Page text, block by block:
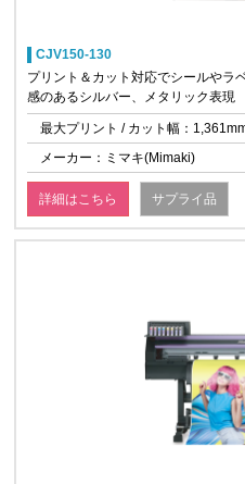
CJV150-130
プリント＆カット対応でシールやラ
感のあるシルバー、メタリック表現
最大プリント / カット幅：
メーカー：ミマキ(Mimaki)
詳細はこちら サプライ品